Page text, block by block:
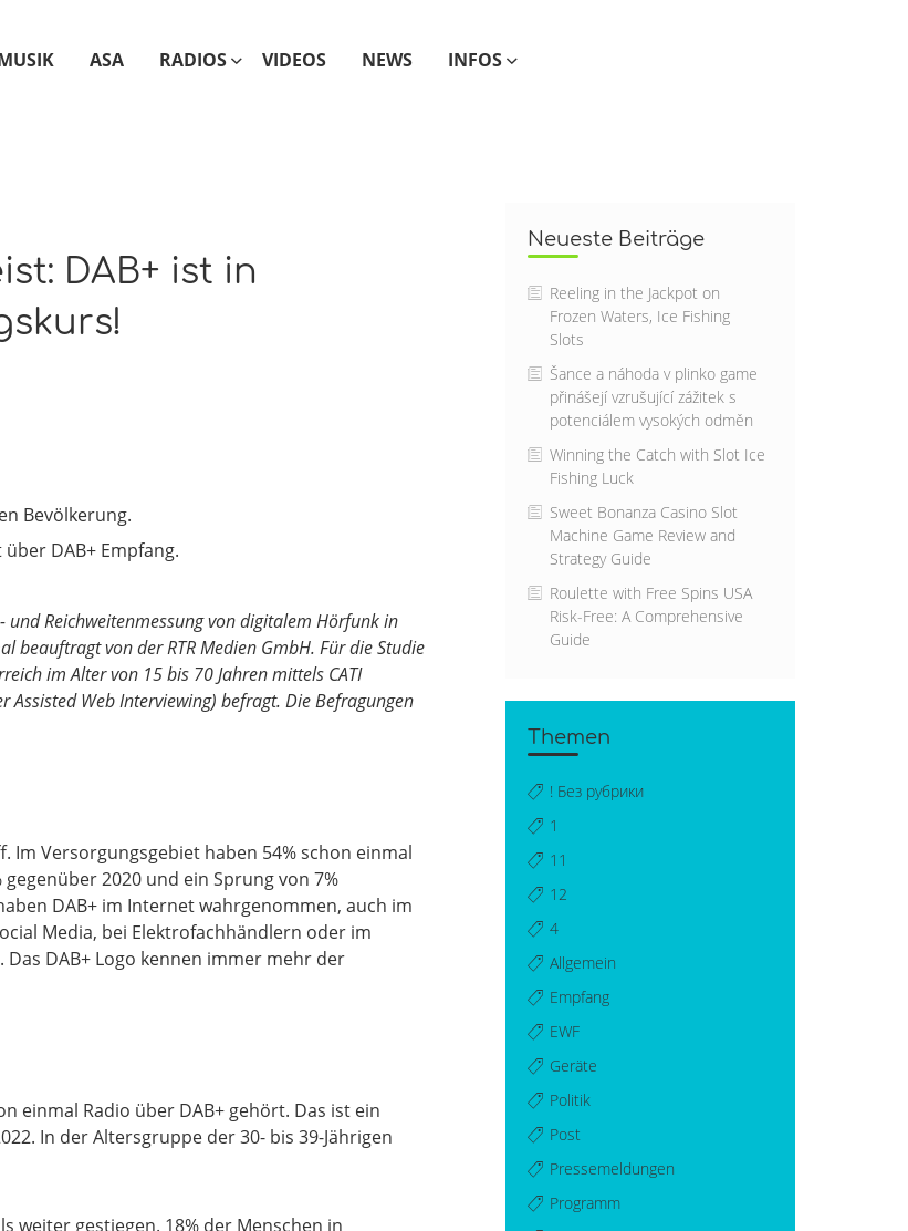
ASA RADIOS VIDEOS NEWS INFOS
DAB+ ist in
Bevölkerung.
DAB+ Empfang.
Reichweitenmessung von digitalem Hörfunk in
beauftragt von der RTR Medien GmbH. Für die Studie
im Alter von 15 bis 70 Jahren mittels CATI
Assisted Web Interviewing) befragt. Die Befragungen
Im Versorgungsgebiet haben 54% schon einmal
2020 und ein Sprung von 7%
DAB+ im Internet wahrgenommen, auch im
Media, bei Elektrofachhändlern oder im
DAB+ Logo kennen immer mehr der
einmal Radio über DAB+ gehört. Das ist ein
In der Altersgruppe der 30- bis 39-Jährigen
weiter gestiegen. 18% der Menschen in
Neueste Beiträge
Reeling in the Jackpot on
Frozen Waters, Ice Fishing
Slots
Šance a náhoda v plinko game
přinášejí vzrušující zážitek s
potenciálem vysokých odměn
Winning the Catch with Slot Ice
Fishing Luck
Sweet Bonanza Casino Slot
Machine Game Review and
Strategy Guide
Roulette with Free Spins USA
Risk-Free: A Comprehensive
Guide
Themen
! Без рубрики
1
11
12
4
Allgemein
Empfang
EWF
Geräte
Politik
Post
Pressemeldungen
Programm